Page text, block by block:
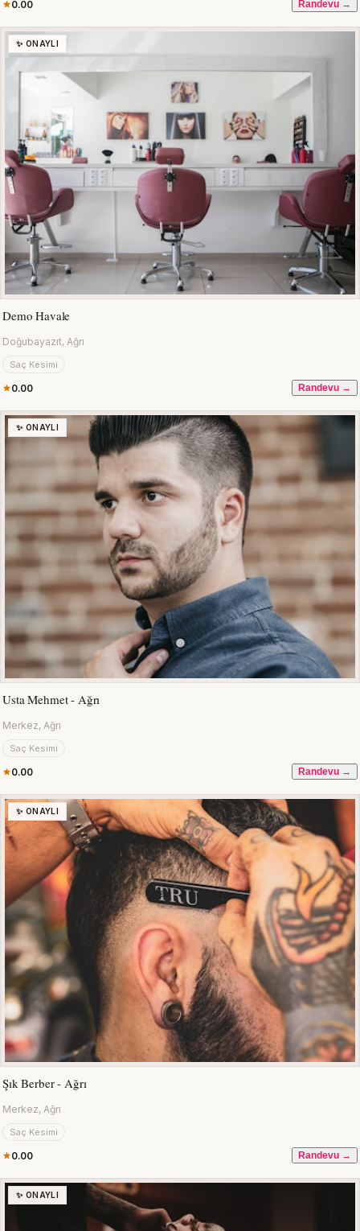
0.00 Randevu →
✨ ONAYLI
Demo Havale
Doğubayazıt, Ağrı
Saç Kesimi
0.00 Randevu →
✨ ONAYLI
Usta Mehmet - Ağrı
Merkez, Ağrı
Saç Kesimi
0.00 Randevu →
✨ ONAYLI
Şık Berber - Ağrı
Merkez, Ağrı
Saç Kesimi
0.00 Randevu →
✨ ONAYLI